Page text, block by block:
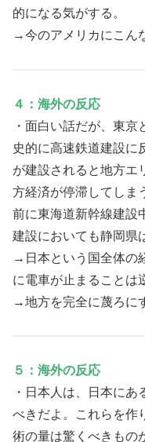
的になる気がする。
→今のアメリカにこん
４：海外の反応
・面白い話だが、東
史的に高速鉄道建設に
が建設されると地方エ
方経済が停滞してしま
前に東海道新幹線建設
建設においても静岡県
→日本という国全体の
に電車が止まることは
→地方を完全に蔑ろに
５：海外の反応
・日本人は、日本に
べきだよ。これらを作
術の量は驚くべきもの